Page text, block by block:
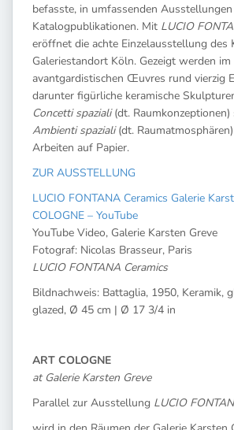
befasste, in umfassenden
Katalogpublikationen. Mit LUCIO
eröffnet die achte Einzelausstellung des
Galeriestandort Köln. Gezeigt werden
avantgardistischen Œuvres rund vierzig
darunter figürliche keramische
Concetti spaziali(dt. Raumkonzeptionen)
Ambienti spaziali(dt.
Arbeiten auf Papier.
ZUR AUSSTELLUNG
LUCIO FONTANA Ceramics Galerie
COLOGNE – YouTube
YouTube Video, Galerie Karsten Greve
Fotograf: Nicolas Brasseur, Paris
LUCIO FONTANA Ceramics
Bildnachweis: Battaglia, 1950, Keramik,
glazed, Ø 45 cm | Ø 17 3/4 in
ART COLOGNE
at Galerie Karsten Greve
Parallel zur Ausstellung LUCIO